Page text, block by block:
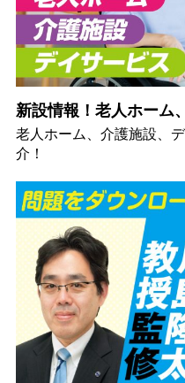
新設情報！老人ホーム
老人ホーム、介護施設、
介！